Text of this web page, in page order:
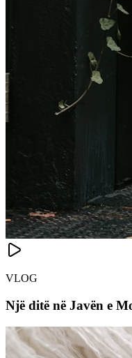
VLOG
Një ditë në Javën e